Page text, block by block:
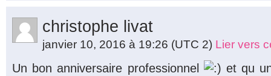
christophe livat
janvier 10, 2016 à 19:26 (UTC 2) Lier vers
Un bon anniversaire professionnel
et qu